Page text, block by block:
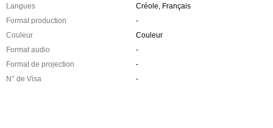
Langues
Créole, Français
Format production
-
Couleur
Couleur
Format audio
-
Format de projection
-
N° de Visa
-